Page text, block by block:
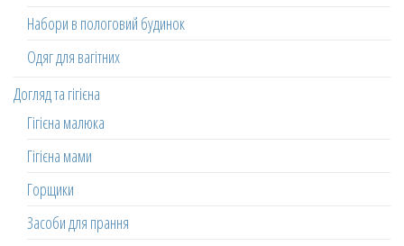
Набори в пологовий будинок
Одяг для вагітних
Догляд та гігієна
Гігієна малюка
Гігієна мами
Горщики
Засоби для прання